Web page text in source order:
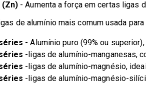
(Zn) - Aumenta a força em certas ligas
de alumínio mais comum usada
- Alumínio puro (99% ou
-ligas de alumínio-manganesas,
-ligas de alumínio-magnésio,
-ligas de alumínio-magnésio-